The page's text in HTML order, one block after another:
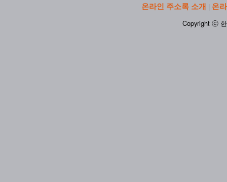
온라인 주소록 소개 | 온
Copyright ⓒ